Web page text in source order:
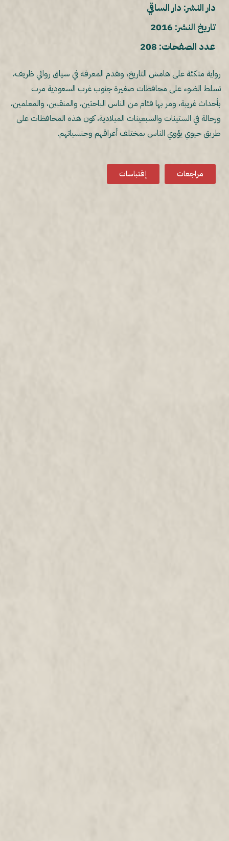
دار النشر: دار الساقي
تاريخ النشر: 2016
عدد الصفحات: 208
رواية متكئة على هامش التاريخ، وتقدم المعرفة في سياق روائي ظريف،
تسلط الضوء على محافظات صغيرة جنوب غرب السعودية مرت
بأحداث غريبة، ومر بها فئام من الناس الباحثين، والمنقبين، والمعلمين،
ورحالة في الستينات والسبعينات الميلادية، كون هذه المحافظات على
طريق حيوي يؤوي الناس بمختلف أعراقهم وجنسياتهم.
مراجعات إقتباسات